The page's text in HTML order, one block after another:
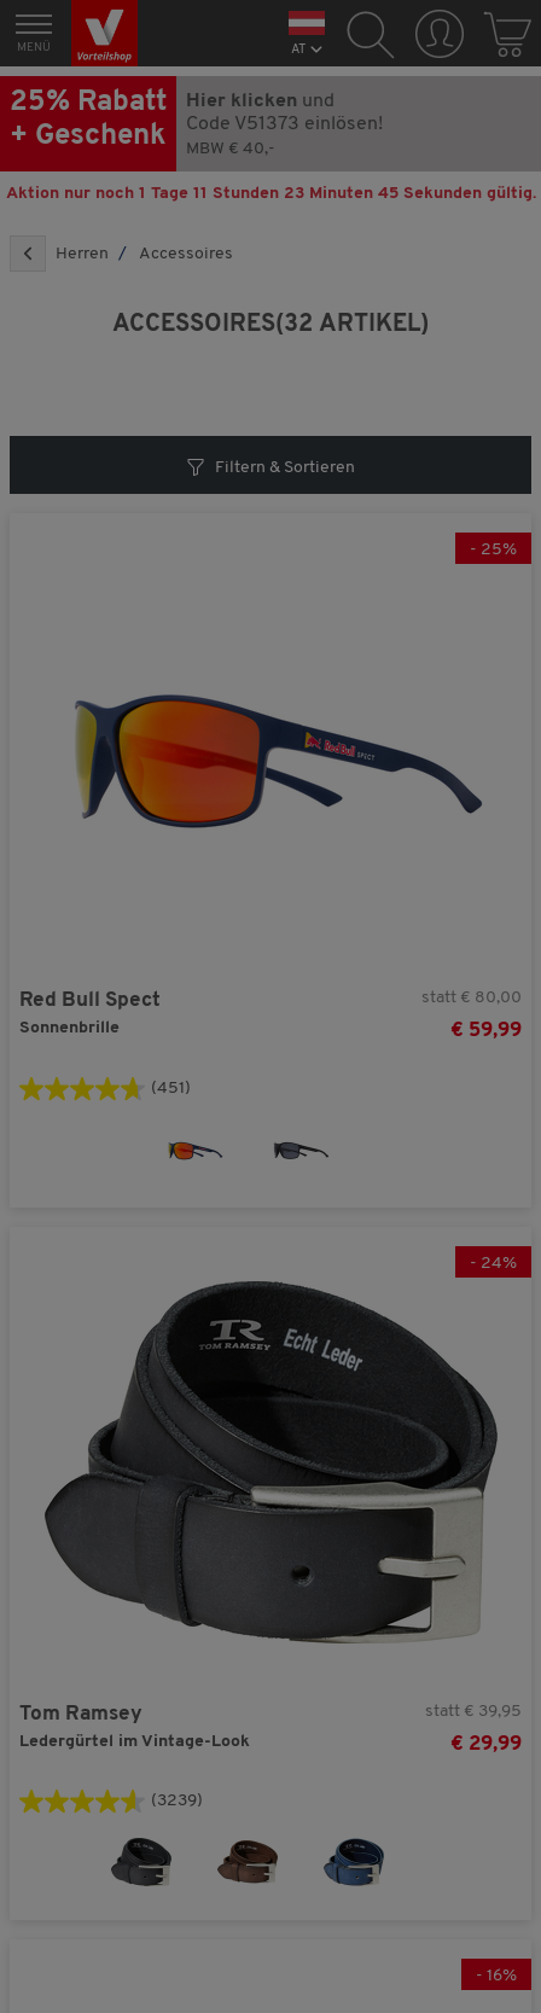
MENÜ AT
25% Rabatt
+ Geschenk
Hier klicken und
Code V51373 einlösen!
MBW € 40,-
Aktion nur noch 1 Tage 11 Stunden 23 Minuten 43 Sekundengültig.
Herren Accessoires
ACCESSOIRES(32 ARTIKEL)
Filtern & Sortieren
- 25%
Red Bull Spect
Sonnenbrille
statt € 80,00
€ 59,99
(451)
- 24%
Tom Ramsey
Ledergürtel im Vintage-Look
statt € 39,95
€ 29,99
(3239)
- 16%
Jetzt klicken und
aktivieren!
Wir wollen Sie als Kunde gewinnen. Deswegen bieten wir 25%
Rabatt auf ALLES + ein GRATIS Geschenk an.
So funktioniert es:
Die Seite lädt sich automatisch neu
wird automatisch von allen Artikeln abgezogen und
Ihr Geschenk befindet sich im Warenkorb.
Sie erhalten Ihren Rabatt und Ihr Geschnek bei einer Bestellung ab € 40,- in
unserem Online-Shop. Die Berechnung des Mindestbestellwerts erfolgt auf Basis
der regulären Vorteilshop-Preise.